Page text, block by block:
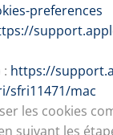
preferences
: https://
sfri11471/mac
les cookies
suivant les